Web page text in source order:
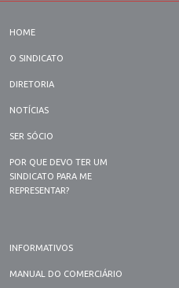
HOME
O SINDICATO
DIRETORIA
NOTÍCIAS
SER SÓCIO
POR QUE DEVO TER UM
SINDICATO PARA ME
REPRESENTAR?
INFORMATIVOS
MANUAL DO COMERCIÁRIO